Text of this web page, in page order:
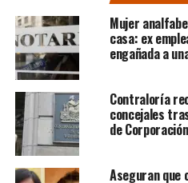
Mujer
casa: ex
engañada a
Contraloría
concejales
de
Aseguran que